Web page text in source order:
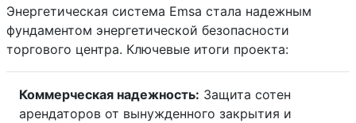
Энергетическая система Emsa стала надежным
фундаментом энергетической безопасности
торгового центра. Ключевые итоги проекта:
Коммерческая надежность: Защита сотен
арендаторов от вынужденного закрытия и